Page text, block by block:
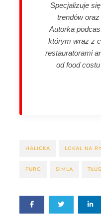
Specjalizuje
trendów
Autorka
którym wraz z
restauratorami
od food
HALICKA LOKAL NA
PURO SIMLA